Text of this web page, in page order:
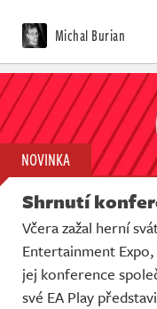
Michal Burian
NOVINKA
Shrnutí
Včera zažal herní
Entertainment
jej konference
své EA Play